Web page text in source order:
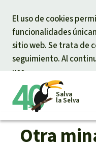
El uso de cookies
funcionalidades
sitio web. Se trata de
seguimiento. Al
uso.
Salva
la Selva
Otra